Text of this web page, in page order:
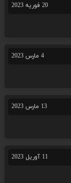
20 فوریه 2023
4 مارس 2023
13 مارس 2023
11 آوریل 2023